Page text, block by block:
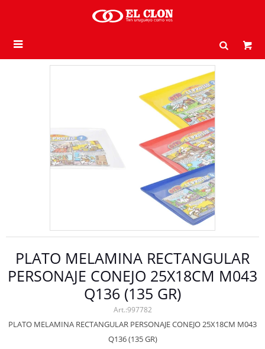

PLATO MELAMINA RECTANGULAR
PERSONAJE CONEJO 25X18CM M043
Q136 (135 GR)
997782
PLATO MELAMINA RECTANGULAR PERSONAJE CONEJO 25X18CM M043
Q136 (135 GR)